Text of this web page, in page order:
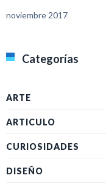
noviembre 2017
Categorías
ARTE
ARTICULO
CURIOSIDADES
DISEÑO